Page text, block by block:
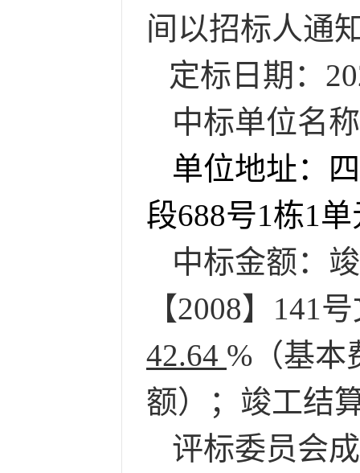
间以招标人通
定标日期：
中标单位名
单位地址：
段688号1栋1
中标金额：
【2008】141
42.64 %（基本
额）；竣工结
评标委员会